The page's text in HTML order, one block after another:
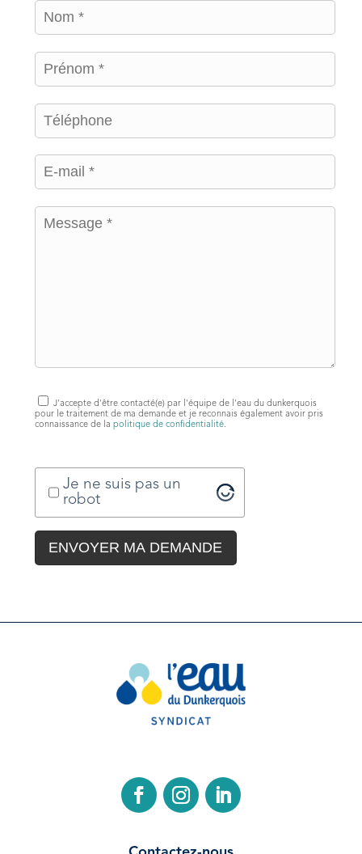
J'accepte d'être contacté(e) par l'équipe de l'eau du dunkerquois
pour le traitement de ma demande et je reconnais également avoir pris
connaissance de la politique de confidentialité.
Je ne suis pas un
robot